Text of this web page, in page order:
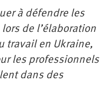
à défendre les
de l’élaboration
travail en Ukraine,
les professionnels
dans des